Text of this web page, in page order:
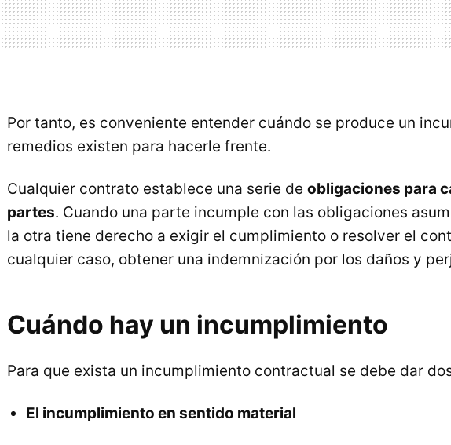
Por tanto, es conveniente entender cuándo se produce un
remedios existen para hacerle frente.
Cualquier contrato establece una serie de obligaciones para
partes. Cuando una parte incumple con las obligaciones
la otra tiene derecho a exigir el cumplimiento o resolver el
cualquier caso, obtener una indemnización por los daños y
Cuándo hay un incumplimiento
Para que exista un incumplimiento contractual se debe dar
El incumplimiento en sentido material